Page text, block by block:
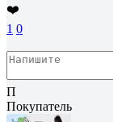
❤️
1 0
П
Покупатель